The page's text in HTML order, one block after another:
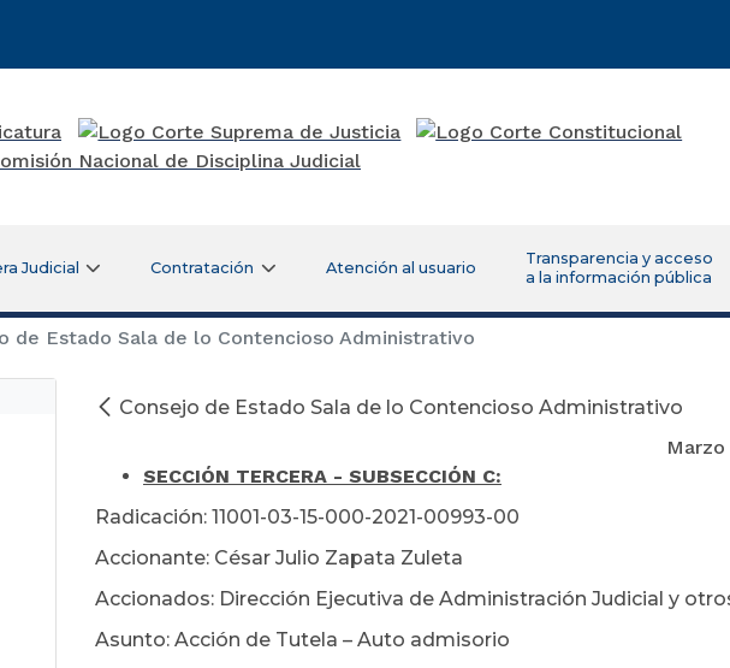
Judicial Contratación Atención al usuario
Transparencia y acceso
a la información pública
de Estado Sala de lo Contencioso Administrativo
Consejo de Estado Sala de lo Contencioso Administrativo
Marzo 19 de
SECCIÓN TERCERA - SUBSECCIÓN C:
Radicación: 11001-03-15-000-2021-00993-00
Accionante: César Julio Zapata Zuleta
Accionados: Dirección Ejecutiva de Administración Judicial y
Asunto: Acción de Tutela – Auto admisorio